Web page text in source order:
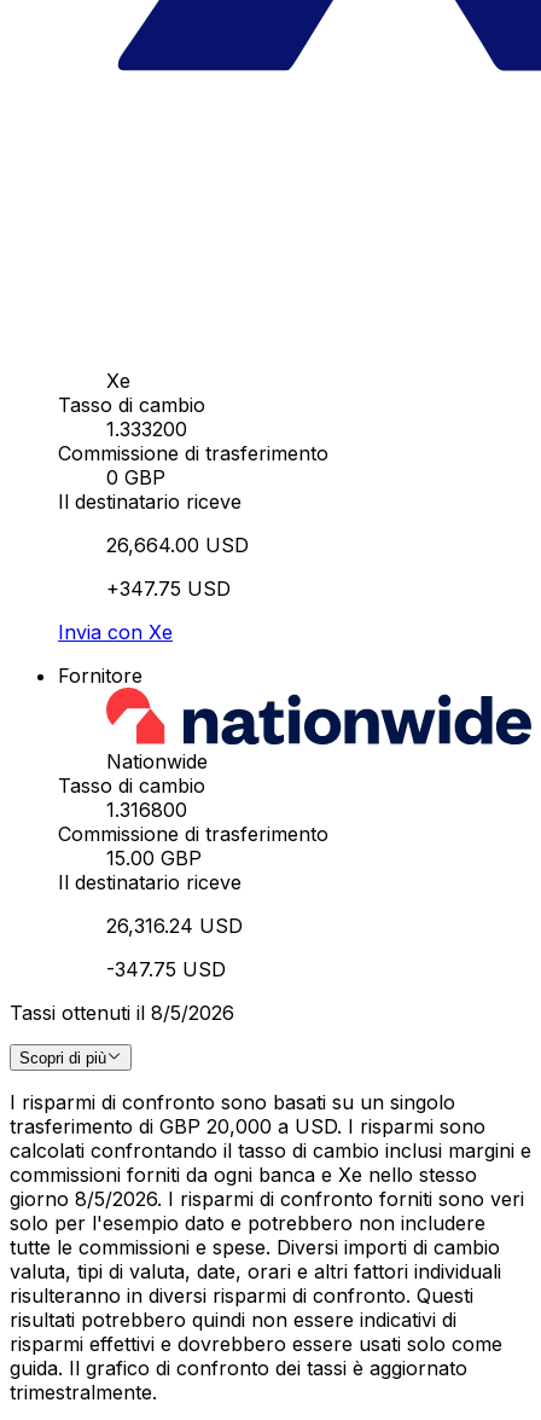
Xe
Tasso di cambio
1.333200
Commissione di trasferimento
0 GBP
Il destinatario riceve
26,664.00 USD
+347.75 USD
Invia con Xe
Fornitore
Nationwide
Tasso di cambio
1.316800
Commissione di trasferimento
15.00 GBP
Il destinatario riceve
26,316.24 USD
-347.75 USD
Tassi ottenuti il 8/5/2026
Scopri di più
I risparmi di confronto sono basati su un singolo
trasferimento di GBP 20,000 a USD. I risparmi sono
calcolati confrontando il tasso di cambio inclusi margini e
commissioni forniti da ogni banca e Xe nello stesso
giorno 8/5/2026. I risparmi di confronto forniti sono veri
solo per l'esempio dato e potrebbero non includere
tutte le commissioni e spese. Diversi importi di cambio
valuta, tipi di valuta, date, orari e altri fattori individuali
risulteranno in diversi risparmi di confronto. Questi
risultati potrebbero quindi non essere indicativi di
risparmi effettivi e dovrebbero essere usati solo come
guida. Il grafico di confronto dei tassi è aggiornato
trimestralmente.